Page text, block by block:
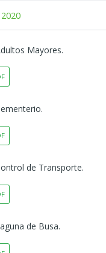
Mayores.
de Transporte.
de Busa.